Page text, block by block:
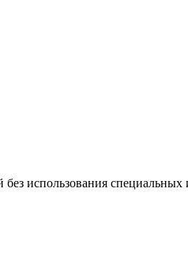
использования специальных